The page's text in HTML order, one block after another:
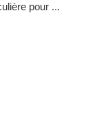
pour ...